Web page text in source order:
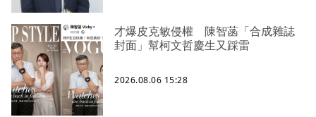
才爆皮克敏侵權 陳智菡「合成雜誌
封面」幫柯文哲慶生又踩雷
2026.08.06 15:28